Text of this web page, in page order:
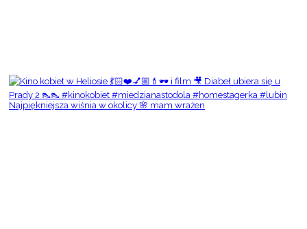
Najpiękniejsza wiśnia w okolicy 🌸 mam wrażen